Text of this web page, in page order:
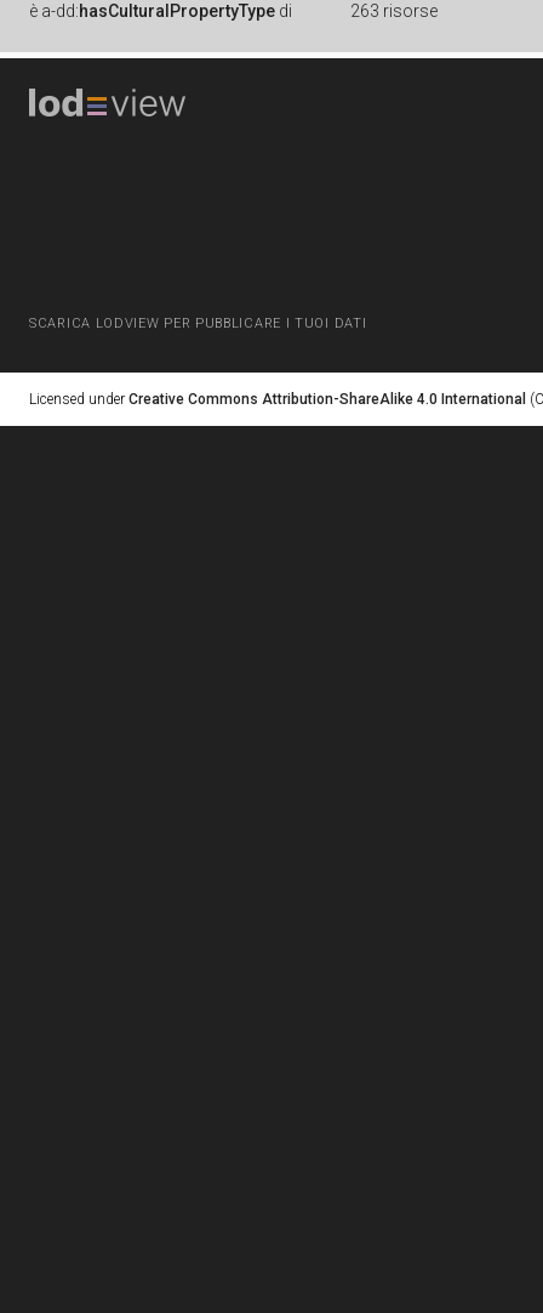
è a-dd:hasCulturalPropertyType di 263 risorse
SCARICA LODVIEW PER PUBBLICARE I TUOI DATI
Licensed under Creative Commons Attribution-ShareAlike 4.0 International